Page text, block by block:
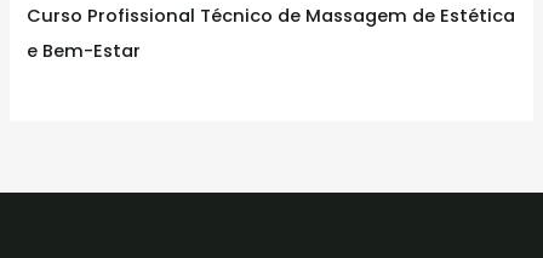
Curso Profissional Técnico de Massagem de Estética
e Bem-Estar